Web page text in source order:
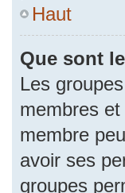
Haut
Que sont
Les
membres
membre
avoir ses
groupes